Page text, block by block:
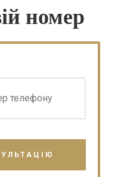
номер